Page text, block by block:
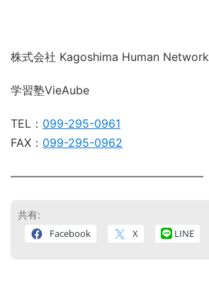
株式会社 Kagoshima Human Network
学習塾VieAube
TEL： 099-295-0961
FAX： 099-295-0962
―――――――――――――――――
共有:
Facebook X LINE